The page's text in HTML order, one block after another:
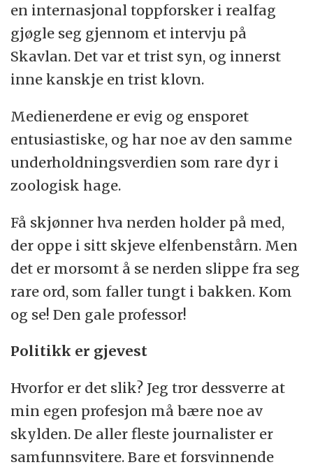
en internasjonal toppforsker i realfag
gjøgle seg gjennom et intervju på
Skavlan. Det var et trist syn, og innerst
inne kanskje en trist klovn.
Medienerdene er evig og ensporet
entusiastiske, og har noe av den samme
underholdningsverdien som rare dyr i
zoologisk hage.
Få skjønner hva nerden holder på med,
der oppe i sitt skjeve elfenbenstårn. Men
det er morsomt å se nerden slippe fra seg
rare ord, som faller tungt i bakken. Kom
og se! Den gale professor!
Politikk er gjevest
Hvorfor er det slik? Jeg tror dessverre at
min egen profesjon må bære noe av
skylden. De aller fleste journalister er
samfunnsvitere. Bare et forsvinnende